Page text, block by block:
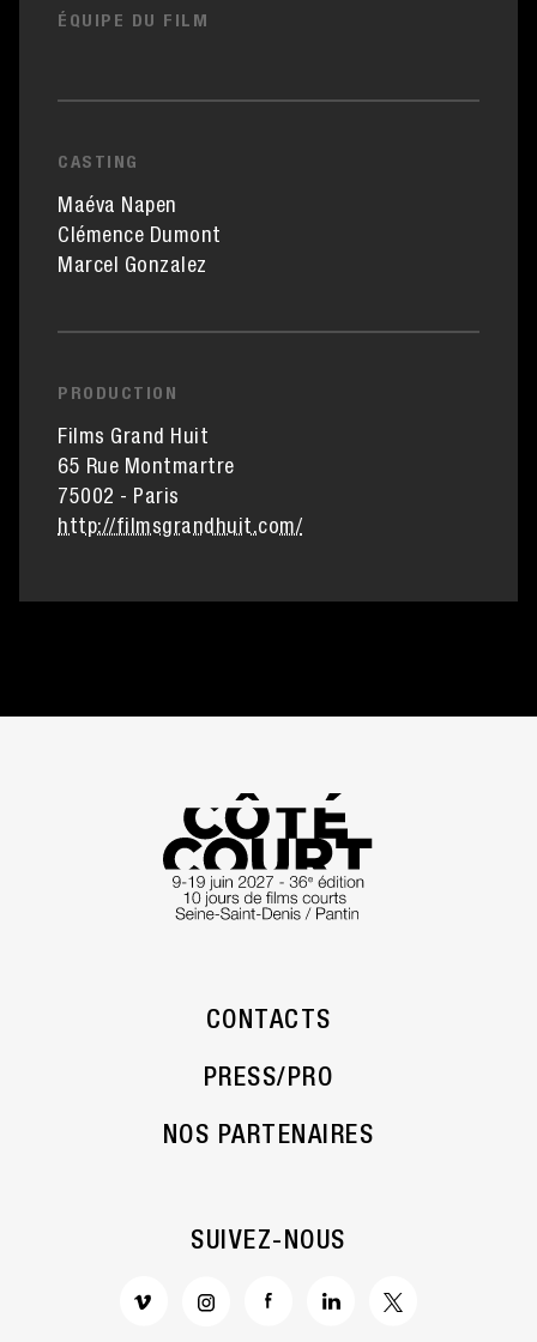
ÉQUIPE DU FILM
CASTING
Maéva Napen
Clémence Dumont
Marcel Gonzalez
PRODUCTION
Films Grand Huit
65 Rue Montmartre
75002 - Paris
http://filmsgrandhuit.com/
CONTACTS
PRESS/PRO
NOS PARTENAIRES
SUIVEZ-NOUS